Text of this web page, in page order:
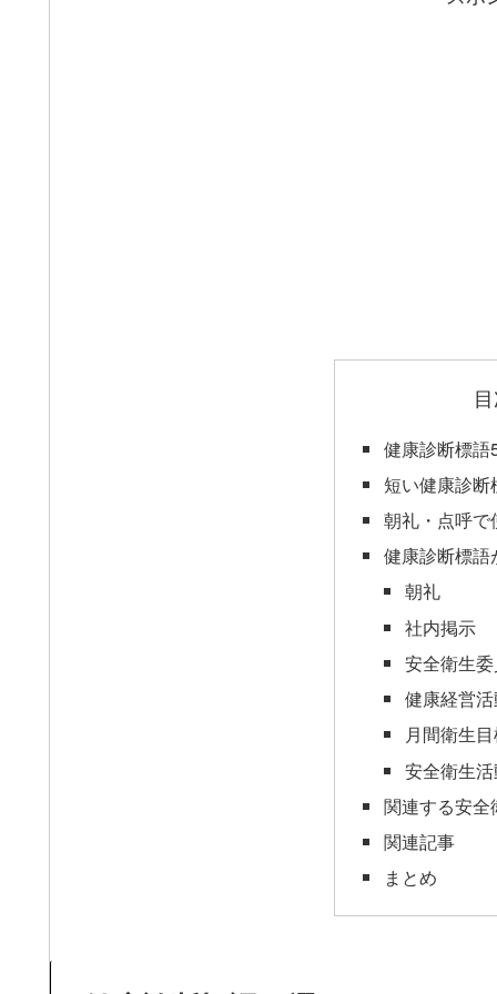
健康診断標語
短い健康診断
朝礼・点呼
健康診断標
朝礼
社内掲示
安全衛生
健康経営
月間衛生
安全衛生
関連する安全
関連記事
まとめ